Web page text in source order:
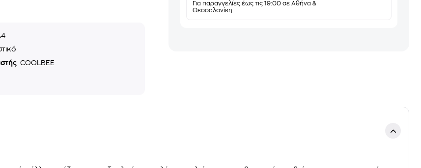
COOLBEE
Για παραγγελίες έως τις 19:00 σε Αθήνα &
Θεσσαλονίκη